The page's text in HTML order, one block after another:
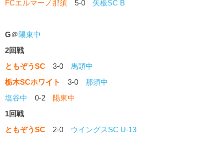
FCエルマーノ那須 5-0 矢板SC B
G＠陽東中
2回戦
ともぞうSC 3-0 馬頭中
栃木SCホワイト
3-0 那須中
塩谷中
0-2 陽東中
1回戦
ともぞうSC 2-0 ウイングスSC U-13